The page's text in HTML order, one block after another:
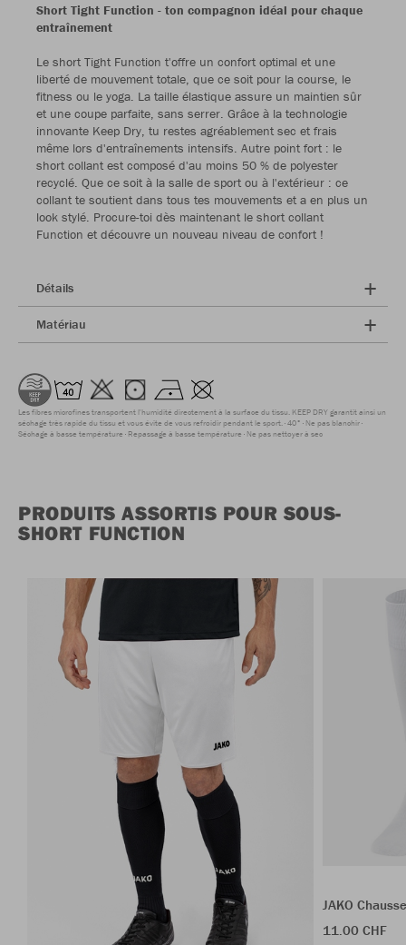
Short Tight Function - ton compagnon idéal pour chaque
entraînement
Le short Tight Function t'offre un confort optimal et une
liberté de mouvement totale, que ce soit pour la course, le
fitness ou le yoga. La taille élastique assure un maintien sûr
et une coupe parfaite, sans serrer. Grâce à la technologie
innovante Keep Dry, tu restes agréablement sec et frais
même lors d'entraînements intensifs. Autre point fort : le
short collant est composé d'au moins 50 % de polyester
recyclé. Que ce soit à la salle de sport ou à l'extérieur : ce
collant te soutient dans tous tes mouvements et a en plus un
look stylé. Procure-toi dès maintenant le short collant
Function et découvre un nouveau niveau de confort !
Détails
Matériau
Les fibres microfines transportent l'humidité directement à la surface du tissu. KEEP DRY garantit ainsi un
séchage très rapide du tissu et vous évite de vous refroidir pendant le sport. 40° Ne pas blanchir
Séchage à basse température Repassage à basse température Ne pas nettoyer à sec
PRODUITS ASSORTIS POUR SOUS-
SHORT FUNCTION
JAKO
11.00 CHF